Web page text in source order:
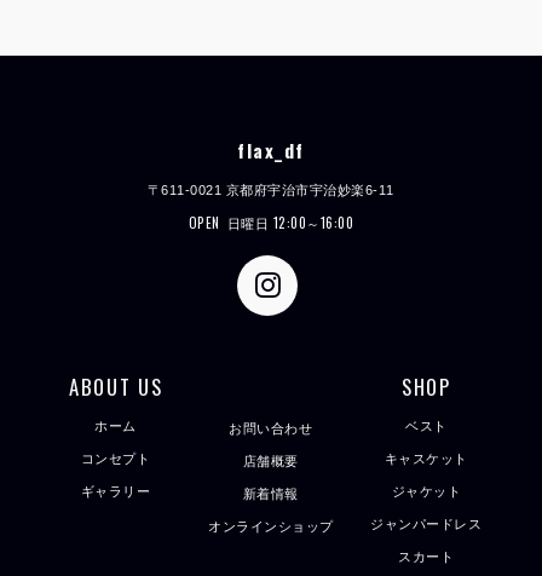
flax_df
〒611-0021 京都府宇治市宇治妙楽6-11
OPEN 日曜日 12:00～16:00
ABOUT US
ホーム
コンセプト
ギャラリー
お問い合わせ
店舗概要
新着情報
オンラインショップ
SHOP
ベスト
キャスケット
ジャケット
ジャンパードレス
スカート